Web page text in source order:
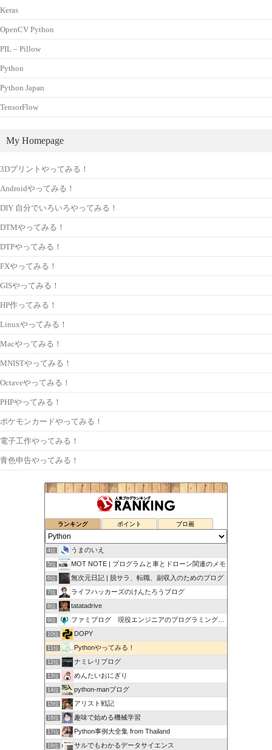
Keras
OpenCV Python
PIL – Pillow
Python
Python Japan
TensorFlow
My Homepage
3Dプリントやってみる！
Androidやってみる！
DIY 自分でいろいろやってみる！
DTMやってみる！
DTPやってみる！
FXやってみる！
GISやってみる！
HP作ってみる！
Linuxやってみる！
Macやってみる！
MNISTやってみる！
Octaveやってみる！
PHPやってみる！
ポケモンカードやってみる！
電子工作やってみる！
青色申告やってみる！
ランキング ポイント ブロ画
4位 うまのいえ
5位 MOT NOTE | プログラムと車とドローン関連のメモ
6位 無次元日記 | 脱サラ、転職、副収入のためのブログ
7位 ライフハッカーズのけんたろうブログ
8位 tatatadrive
9位 ファミプログ 現役エンジニアのプログラミング入門講座
10位 DOPY
11位 Pythonやってみる！
12位 ナミレリブログ
13位 めんたいおにぎり
14位 python-manブログ
15位 アリスト戦記
16位 趣味で始める機械学習
17位 Python事例大全集 from Thailand
18位 サルでもわかるデータサイエンス